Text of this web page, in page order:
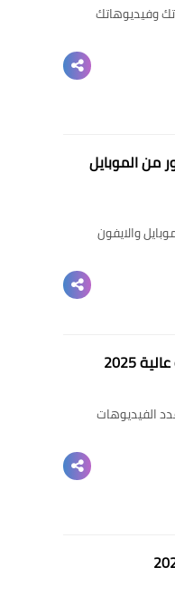
وفيديوهاتك
من الموبايل
والايفون
2025
الفيديوهات